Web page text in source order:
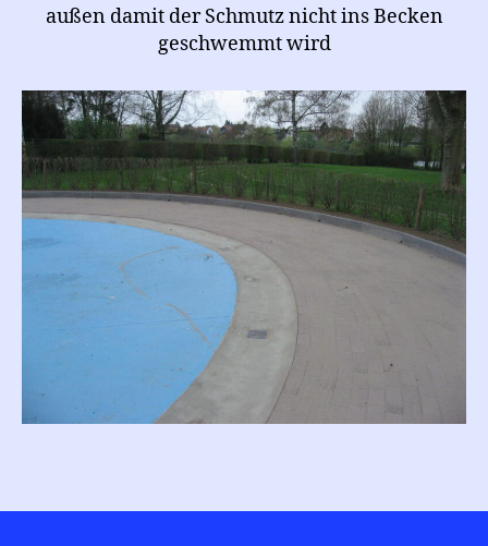
außen damit der Schmutz nicht ins Becken
geschwemmt wird